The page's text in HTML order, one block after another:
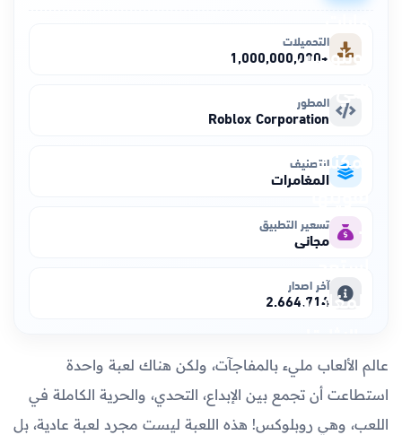
التحميلات
+1,000,000,000
المطور
Roblox Corporation
التصنيف
المغامرات
تسعير التطبيق
مجاني
آخر اصدار
2.664.714
عالم الألعاب مليء بالمفاجآت، ولكن هناك لعبة واحدة
استطاعت أن تجمع بين الإبداع، التحدي، والحرية الكاملة في
اللعب، وهي روبلوكس! هذه اللعبة ليست مجرد لعبة عادية، بل